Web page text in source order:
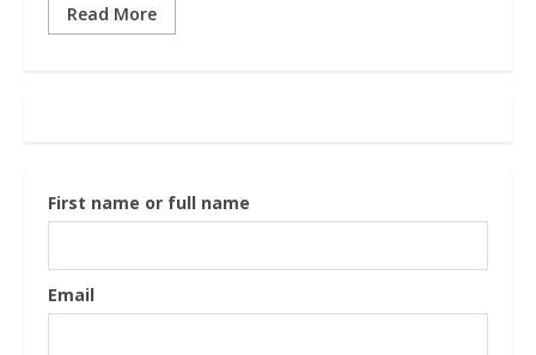
Read More
First name or full name
Email